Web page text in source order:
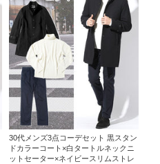
30代メンズ3点コーデセット 黒スタン
ドカラーコート×白タートルネックニ
ットセーター×ネイビースリムストレ